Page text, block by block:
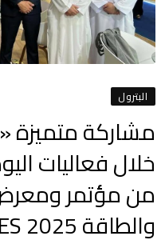
البترول
مشاركة متميزة
خلال فعاليات
من مؤتمر
والطاقة 2025 OPES